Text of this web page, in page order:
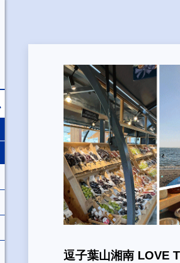
逗子葉山湘南 LOVE